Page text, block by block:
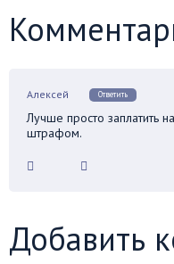
Алексей Ответить
Лучше просто заплатить
штрафом.
Добавить